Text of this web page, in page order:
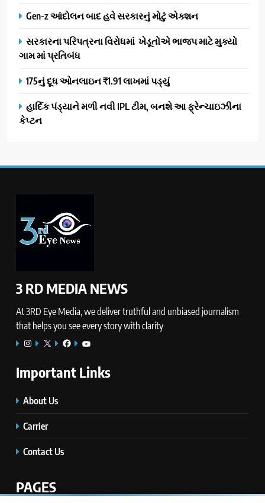
Gen-z આંદોલન બાદ હવે સરકારનું મોટું એક્શન
સરકારના પરિપત્રના વિરોધમાં ખેડૂતોએ ભાજપ માટે મુક્યો
ગામ માં પ્રતિબંધ
175નું દૂધ ઓનલાઇન ₹1.91 લાખમાં પડ્યું
હાર્દિક પંડ્યાને મળી નવી IPL ટીમ, બનશે આ ફ્રેન્ચાઇઝીના
કેપ્ટન
3 RD MEDIA NEWS
At 3RD Eye Media, we deliver truthful and unbiased journalism
that helps you see every story with clarity
Instagram
X Facebook
YouTube
Important Links
About Us
Carrier
Contact Us
PAGES